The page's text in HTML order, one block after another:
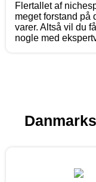
Flertallet af
meget forstand på
varer. Altså vil du
nogle med